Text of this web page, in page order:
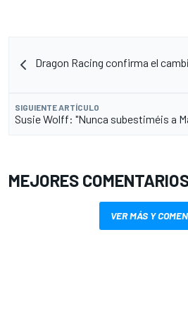
Dragon Racing confirma el
SIGUIENTE ARTÍCULO
Susie Wolff: "Nunca subestiméis a
MEJORES
VER MÁS Y